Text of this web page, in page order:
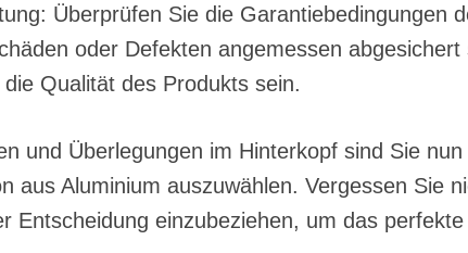
Überprüfen Sie die Garantiebedingungen
oder Defekten angemessen
Qualität des Produkts sein.
und Überlegungen im Hinterkopf sind Sie
aus Aluminium auszuwählen. Vergessen Sie
Entscheidung einzubeziehen, um das